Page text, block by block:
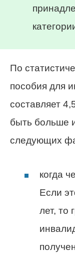
По
пособия для
составляет
быть больше
следующих
когда
Если
лет, то